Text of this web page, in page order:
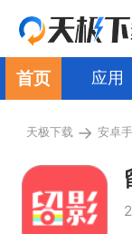
首页 应用
天极下载 → 安卓